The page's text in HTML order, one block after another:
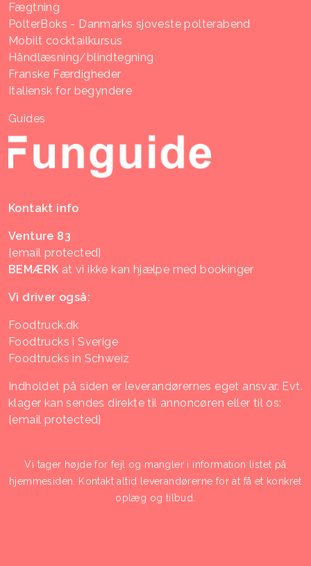
Fægtning
PolterBoks - Danmarks sjoveste polterabend
Mobilt cocktailkursus
Håndlæsning/blindtegning
Franske Færdigheder
Italiensk for begyndere
Guides
Kontakt info
Venture 83
[email protected]
BEMÆRK at vi ikke kan hjælpe med bookinger
Vi driver også:
Foodtruck.dk
Foodtrucks i Sverige
Foodtrucks in Schweiz
Indholdet på siden er leverandørernes eget ansvar. Evt.
klager kan sendes direkte til annoncøren eller til os:
[email protected]
Vi tager højde for fejl og mangler i information listet på
hjemmesiden. Kontakt altid leverandørerne for at få et konkret
oplæg og tilbud.